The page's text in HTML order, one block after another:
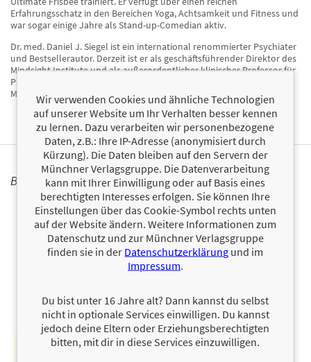
Erfahrungsschatz in den Bereichen Yoga, Achtsamkeit und Fitness und
war sogar einige Jahre als Stand-up-Comedian aktiv.
Dr. med. Daniel J. Siegel ist ein international renommierter Psychiater
und Bestsellerautor. Derzeit ist er als geschäftsführender Direktor des
Mindsight Institute und als außerordentlicher klinischer Professor für
Psychiatrie an der University of California, Los Angeles School of
Medicine tätig.
BÜCHER
Wir verwenden Cookies und ähnliche Technologien
auf unserer Website um Ihr Verhalten besser kennen
zu lernen. Dazu verarbeiten wir personenbezogene
Daten, z.B.: Ihre IP-Adresse (anonymisiert durch
Kürzung). Die Daten bleiben auf den Servern der
Münchner Verlagsgruppe. Die Datenverarbeitung
kann mit Ihrer Einwilligung oder auf Basis eines
berechtigten Interesses erfolgen. Sie können Ihre
Einstellungen über das Cookie-Symbol rechts unten
auf der Website ändern. Weitere Informationen zum
Datenschutz und zur Münchner Verlagsgruppe
finden sie in der Datenschutzerklärung und im
Impressum.
Du bist unter 16 Jahre alt? Dann kannst du selbst
nicht in optionale Services einwilligen. Du kannst
jedoch deine Eltern oder Erziehungsberechtigten
bitten, mit dir in diese Services einzuwilligen.